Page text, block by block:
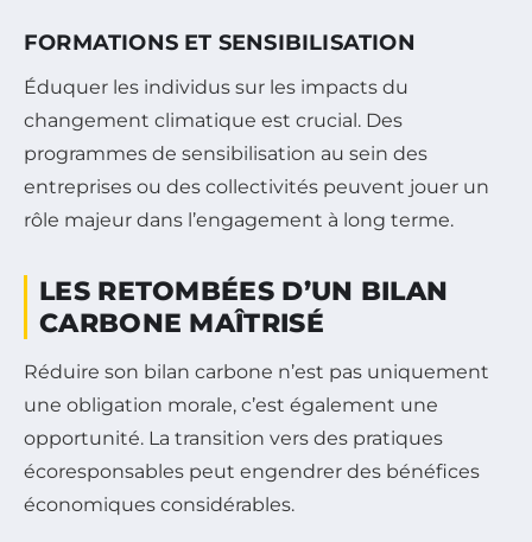
FORMATIONS ET SENSIBILISATION
Éduquer les individus sur les impacts du
changement climatique est crucial. Des
programmes de sensibilisation au sein des
entreprises ou des collectivités peuvent jouer un
rôle majeur dans l’engagement à long terme.
LES RETOMBÉES D’UN BILAN
CARBONE MAÎTRISÉ
Réduire son bilan carbone n’est pas uniquement
une obligation morale, c’est également une
opportunité. La transition vers des pratiques
écoresponsables peut engendrer des bénéfices
économiques considérables.